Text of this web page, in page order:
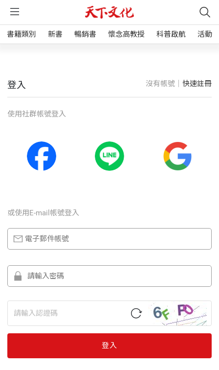
書籍類別 新書 暢銷書 懷念高教授 科普啟航 活動
登入 沒有帳號｜ 快速註冊
使⽤社群帳號登入
或使⽤E-mail帳號登入
登入